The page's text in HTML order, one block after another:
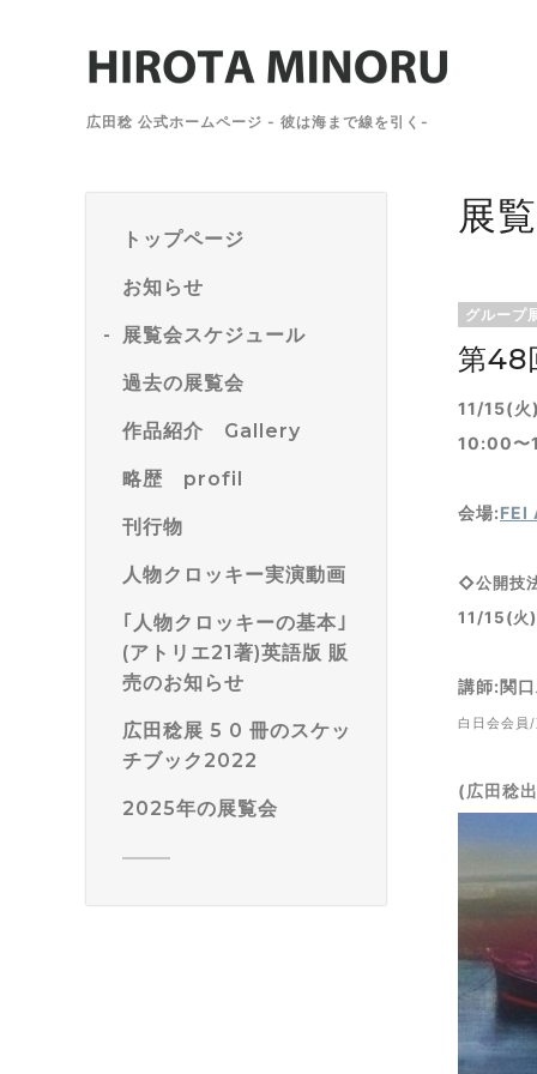
広田稔 公式ホームページ - 彼は海まで線を引く-
トップページ
お知らせ
展覧会スケジュール
過去の展覧会
作品紹介 Gallery
略歴 profil
刊行物
人物クロッキー実演動画
｢人物クロッキーの基本｣
(アトリエ21著)英語版 販
売のお知らせ
広田稔展 5 0 冊のスケッ
チブック2022
2025年の展覧会
展
グループ
第48
11/15(
10:00〜
会場:FEI
◇公開技
11/15(
講師:関
白日会会員
(広田稔